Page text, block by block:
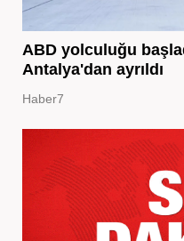
ABD yolculuğu
Antalya'dan ayrıldı
Haber7